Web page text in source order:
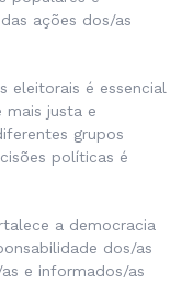
ações dos/as
eleitorais é essencial
mais justa e
grupos
políticas é
a democracia
dos/as
e informados/as